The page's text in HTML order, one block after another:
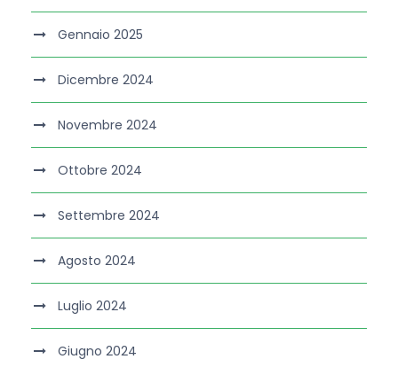
Gennaio 2025
Dicembre 2024
Novembre 2024
Ottobre 2024
Settembre 2024
Agosto 2024
Luglio 2024
Giugno 2024